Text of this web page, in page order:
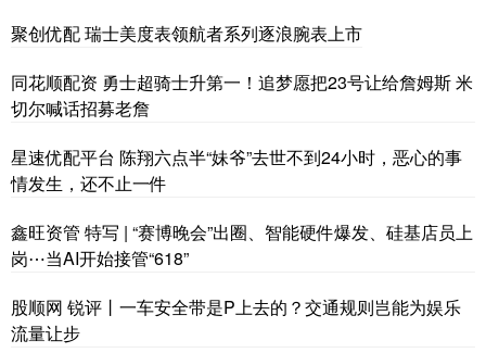
聚创优配 瑞士美度表领航者系列逐浪腕表上市
同花顺配资 勇士超骑士升第一！追梦愿把23号让给詹姆斯 米
切尔喊话招募老詹
星速优配平台 陈翔六点半“妹爷”去世不到24小时，恶心的事
情发生，还不止一件
鑫旺资管 特写 | “赛博晚会”出圈、智能硬件爆发、硅基店员上
岗⋯当AI开始接管“618”
股顺网 锐评丨一车安全带是P上去的？交通规则岂能为娱乐
流量让步